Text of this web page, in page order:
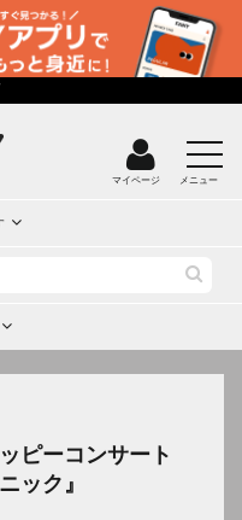
マイページ メニュー
ピーコンサート
ック』